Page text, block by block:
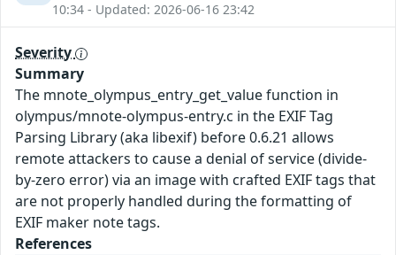
10:34 - Updated: 2026-06-16 23:42
Severity
Summary
The mnote_olympus_entry_get_value function in
olympus/mnote-olympus-entry.c in the EXIF Tag
Parsing Library (aka libexif) before 0.6.21 allows
remote attackers to cause a denial of service (divide-
by-zero error) via an image with crafted EXIF tags that
are not properly handled during the formatting of
EXIF maker note tags.
References